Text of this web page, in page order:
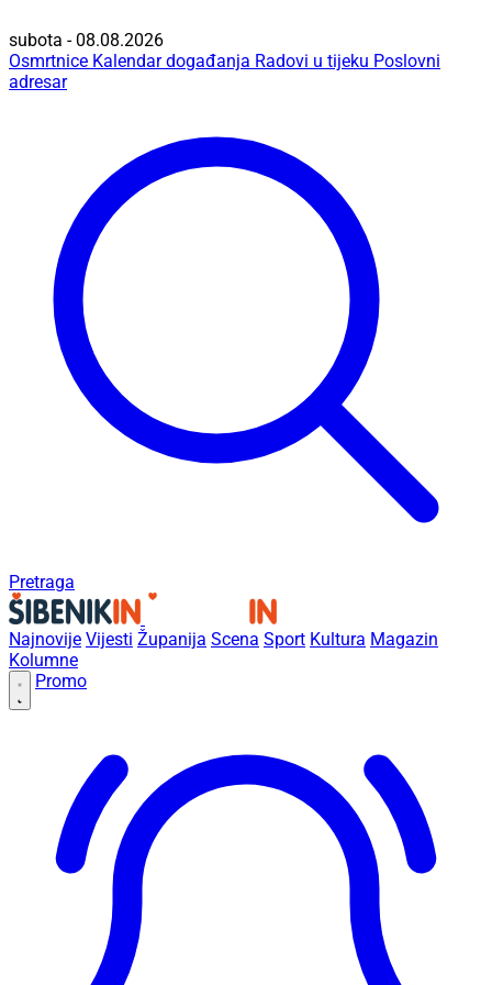
subota - 08.08.2026
Osmrtnice Kalendar događanja Radovi u tijeku Poslovni
adresar
Pretraga
Najnovije Vijesti Županija Scena Sport Kultura Magazin
Kolumne
Promo